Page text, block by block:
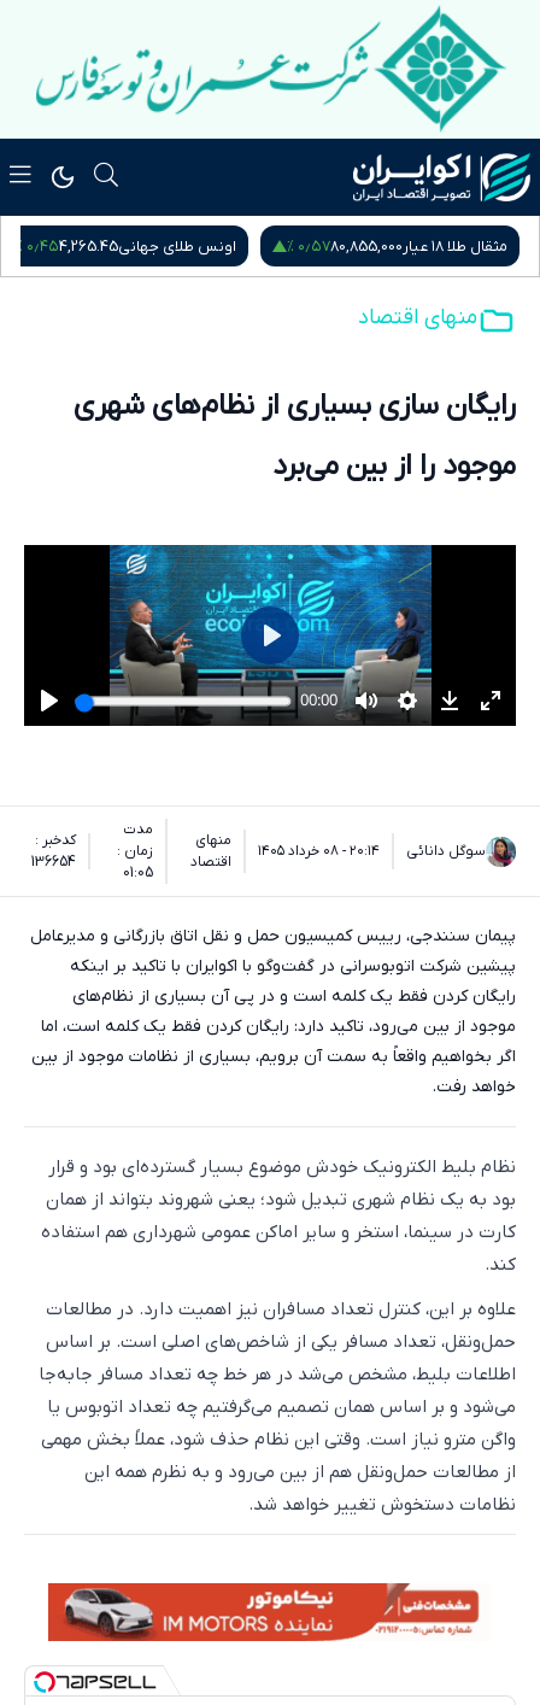
اونس طلای جهانی4,265.45۰٫۴۵ % سکه امامی185,015,000۰٫۵۴ %
منهای اقتصاد
رایگان سازی بسیاری از نظام‌های شهری
موجود را از بین می‌برد
سوگل دانائی ۲۰:۱۴ - ۰۸ خرداد ۱۴۰۵
منهای
اقتصاد
مدت
زمان :
01:05
کدخبر :
136654
پیمان سنندجی، رییس کمیسیون حمل و نقل اتاق بازرگانی و مدیرعامل
پیشین شرکت اتوبوسرانی در گفت‌وگو با اکوایران با تاکید بر اینکه
رایگان کردن فقط یک کلمه است و در پی آن بسیاری از نظام‌های
موجود از بین می‌رود، تاکید دارد: رایگان کردن فقط یک کلمه است، اما
اگر بخواهیم واقعاً به سمت آن برویم، بسیاری از نظامات موجود از بین
خواهد رفت.
نظام بلیط الکترونیک خودش موضوع بسیار گسترده‌ای بود و قرار
بود به یک نظام شهری تبدیل شود؛ یعنی شهروند بتواند از همان
کارت در سینما، استخر و سایر اماکن عمومی شهرداری هم استفاده
کند.
علاوه بر این، کنترل تعداد مسافران نیز اهمیت دارد. در مطالعات
حمل‌ونقل، تعداد مسافر یکی از شاخص‌های اصلی است. بر اساس
اطلاعات بلیط، مشخص می‌شد در هر خط چه تعداد مسافر جابه‌جا
می‌شود و بر اساس همان تصمیم می‌گرفتیم چه تعداد اتوبوس یا
واگن مترو نیاز است. وقتی این نظام حذف شود، عملاً بخش مهمی
از مطالعات حمل‌ونقل هم از بین می‌رود و به نظرم همه این
نظامات دستخوش تغییر خواهد شد.